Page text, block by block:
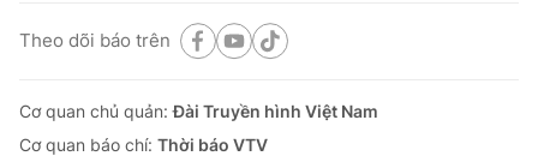
Theo dõi báo trên
Cơ quan chủ quản:Đài Truyền hình Việt Nam
Cơ quan báo chí: Thời báo VTV